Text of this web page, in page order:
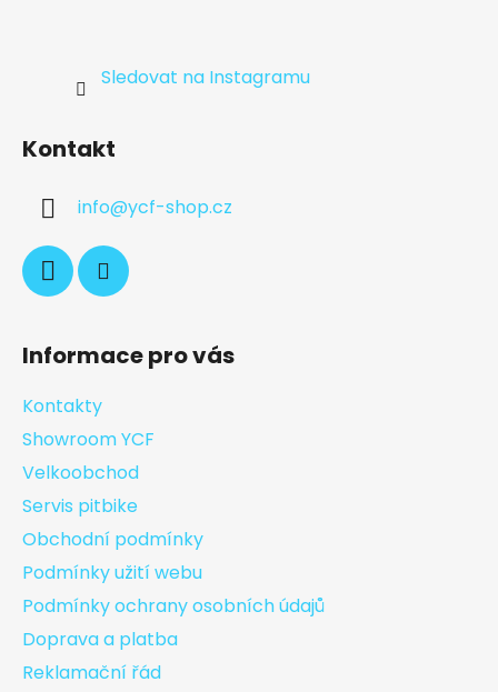
Sledovat na Instagramu
Kontakt
info@ycf-shop.cz
Informace pro vás
Kontakty
Showroom YCF
Velkoobchod
Servis pitbike
Obchodní podmínky
Podmínky užití webu
Podmínky ochrany osobních údajů
Doprava a platba
Reklamační řád